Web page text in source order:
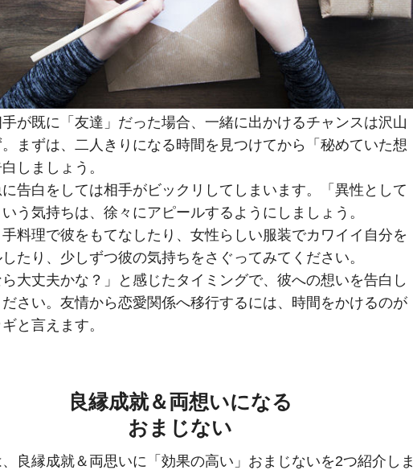
が既に「友達」だった場合、一緒に出かけるチャンスは沢山
まずは、二人きりになる時間を見つけてから「秘めていた想
しましょう。
告白をしては相手がビックリしてしまいます。「異性として
う気持ちは、徐々にアピールするようにしましょう。
料理で彼をもてなしたり、女性らしい服装でカワイイ自分を
たり、少しずつ彼の気持ちをさぐってみてください。
大丈夫かな？」と感じたタイミングで、彼への想いを告白し
さい。友情から恋愛関係へ移行するには、時間をかけるのが
と言えます。
良縁成就＆両想いになる
おまじない
良縁成就＆両思いに「効果の高い」おまじないを2つ紹介しま